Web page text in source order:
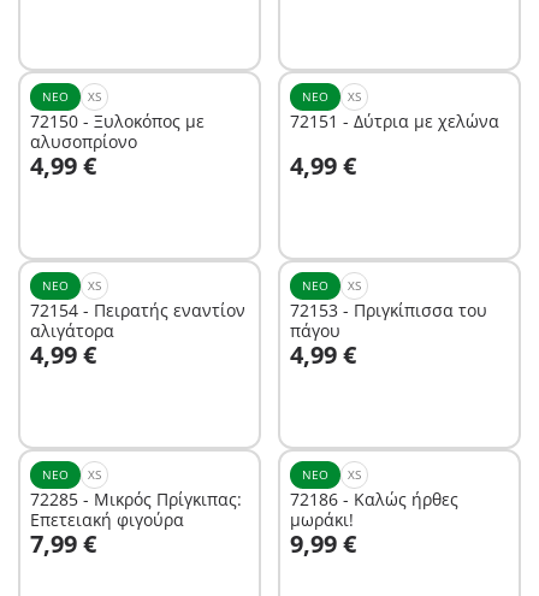
ΝΈΟ XS
72150 - Ξυλοκόπος με
αλυσοπρίονο
4,99 €
Στο καλάθι
ΝΈΟ XS
72151 - Δύτρια με χελώνα
4,99 €
ΝΈΟ XS
72154 - Πειρατής εναντίον
αλιγάτορα
4,99 €
Στο καλάθι
ΝΈΟ XS
72153 - Πριγκίπισσα του
πάγου
4,99 €
Στο καλάθι
ΝΈΟ XS
72285 - Μικρός Πρίγκιπας:
Επετειακή φιγούρα
7,99 €
Στο καλάθι
ΝΈΟ XS
72186 - Καλώς ήρθες
μωράκι!
9,99 €
Στο καλάθι